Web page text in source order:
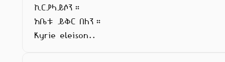
ኪርያላይሶን።
አቤቱ ይቅር በለን።
Kyrie eleison..